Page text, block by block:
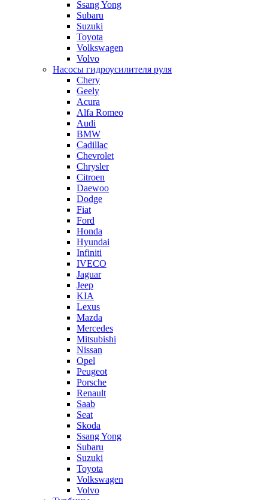
Ssang Yong
Subaru
Suzuki
Toyota
Volkswagen
Volvo
Насосы гидроусилителя руля
Chery
Geely
Acura
Alfa Romeo
Audi
BMW
Cadillac
Chevrolet
Chrysler
Citroen
Daewoo
Dodge
Fiat
Ford
Honda
Hyundai
Infiniti
IVECO
Jaguar
Jeep
KIA
Lexus
Mazda
Mercedes
Mitsubishi
Nissan
Opel
Peugeot
Porsche
Renault
Saab
Seat
Skoda
Ssang Yong
Subaru
Suzuki
Toyota
Volkswagen
Volvo